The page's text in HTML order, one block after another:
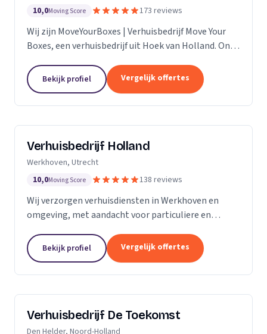
10,0Moving Score 173 reviews
Wij zijn MoveYourBoxes | Verhuisbedrijf Move Your
Boxes, een verhuisbedrijf uit Hoek van Holland. Ons
Bekijk profiel Vergelijk offertes
Verhuisbedrijf Holland
Werkhoven, Utrecht
10,0Moving Score 138 reviews
Wij verzorgen verhuisdiensten in Werkhoven en
omgeving, met aandacht voor particuliere en
Bekijk profiel Vergelijk offertes
Verhuisbedrijf De Toekomst
Den Helder, Noord-Holland